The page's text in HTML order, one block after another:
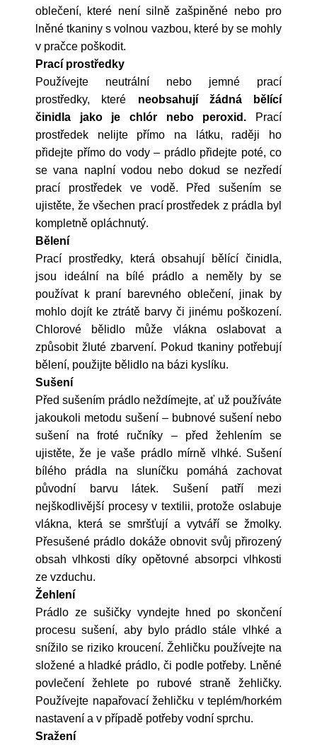
oblečení, které není silně zašpiněné nebo pro
lněné tkaniny s volnou vazbou, které by se mohly
v pračce poškodit.
Prací prostředky
Používejte neutrální nebo jemné prací
prostředky, které neobsahují žádná bělící
činidla jako je chlór nebo peroxid. Prací
prostředek nelijte přímo na látku, raději ho
přidejte přímo do vody – prádlo přidejte poté, co
se vana naplní vodou nebo dokud se nezředí
prací prostředek ve vodě. Před sušením se
ujistěte, že všechen prací prostředek z prádla byl
kompletně opláchnutý.
Bělení
Prací prostředky, která obsahují bělící činidla,
jsou ideální na bílé prádlo a neměly by se
používat k praní barevného oblečení, jinak by
mohlo dojít ke ztrátě barvy či jinému poškození.
Chlorové bělidlo může vlákna oslabovat a
způsobit žluté zbarvení. Pokud tkaniny potřebují
bělení, použijte bělidlo na bázi kyslíku.
Sušení
Před sušením prádlo neždímejte, ať už používáte
jakoukoli metodu sušení – bubnové sušení nebo
sušení na froté ručníky – před žehlením se
ujistěte, že je vaše prádlo mírně vlhké. Sušení
bílého prádla na sluníčku pomáhá zachovat
původní barvu látek. Sušení patří mezi
nejškodlivější procesy v textilii, protože oslabuje
vlákna, která se smršťují a vytváří se žmolky.
Přesušené prádlo dokáže obnovit svůj přirozený
obsah vlhkosti díky opětovné absorpci vlhkosti
ze vzduchu.
Žehlení
Prádlo ze sušičky vyndejte hned po skončení
procesu sušení, aby bylo prádlo stále vlhké a
snížilo se riziko kroucení. Žehličku používejte na
složené a hladké prádlo, či podle potřeby. Lněné
povlečení žehlete po rubové straně žehličky.
Používejte napařovací žehličku v teplém/horkém
nastavení a v případě potřeby vodní sprchu.
Sražení